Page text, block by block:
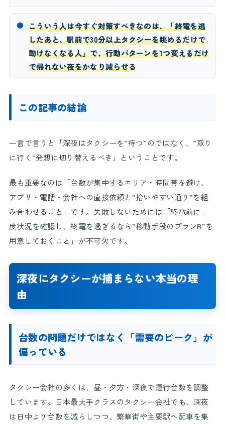
● こういう人は今すぐ対策すべきなのは、「終電を逃
したあと、駅前で30分以上タクシーを眺めるだけで
動けなくなる人」で、行動パターンを1つ変えるだけ
で帰れない夜をかなり減らせる
この記事の結論
一言で言うと「深夜はタクシーを”待つ”のではなく、”取り
に行く”発想に切り替えるべき」ということです。
最も重要なのは「台数が集中するエリア・時間帯を避け、
アプリ・電話・会社への直接依頼と”拾いやすい通り”を組
み合わせること」です。失敗しないためには「終電前に一
度状況を確認し、終電を過ぎるなら”移動手段のプランB”を
用意しておくこと」が不可欠です。
深夜にタクシーが捕まらない本当の理
由
台数の問題だけではなく「需要のピーク」が
偏っている
タクシー会社の多くは、昼・夕方・深夜で運行台数を調整
しています。日本最大手クラスのタクシー会社でも、深夜
は日中より台数を減らしつつ、繁華街や主要駅へ配車を集